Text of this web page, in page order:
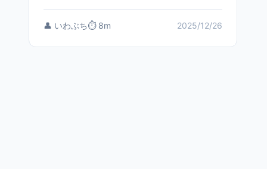
👤 いわぶち⏱️ 8m 2025/12/26